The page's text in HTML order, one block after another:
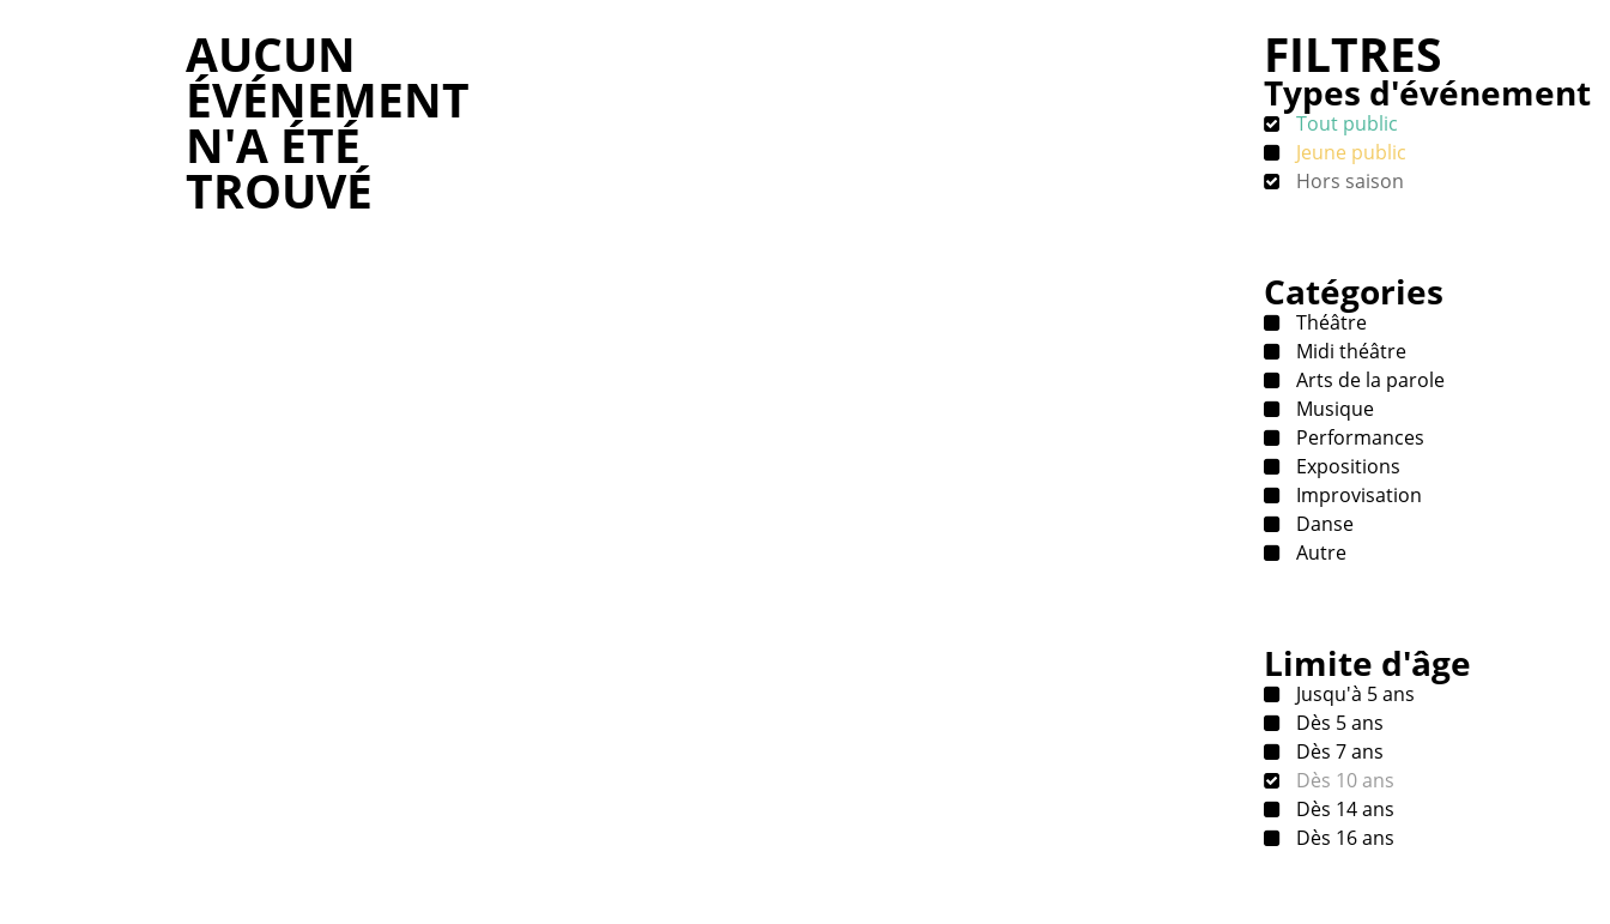
AUCUN
ÉVÉNEMENT
N'A ÉTÉ
TROUVÉ
FILTRES
Types d'événement
Tout public
Jeune public
Hors saison
Catégories
Théâtre
Midi théâtre
Arts de la parole
Musique
Performances
Expositions
Improvisation
Danse
Autre
Limite d'âge
Jusqu'à 5 ans
Dès 5 ans
Dès 7 ans
Dès 10 ans
Dès 14 ans
Dès 16 ans